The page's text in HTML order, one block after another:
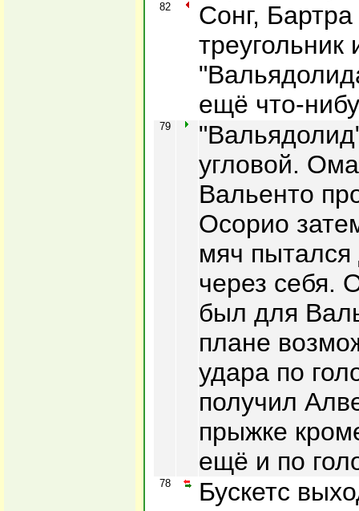
82
Сонг,
ещё что-
79
угловой.
Вальенто
Осорио
мяч
через себя.
был для
плане
удара по
получил
прыжке
ещё и по
78
Бускетс